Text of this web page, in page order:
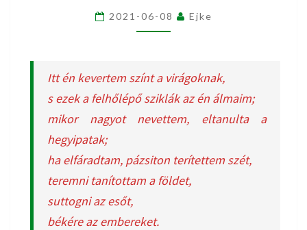
2021-06-08 Ejke
Itt én kevertem színt a virágoknak,
s ezek a felhőlépő sziklák az én álmaim;
mikor nagyot nevettem, eltanulta a
hegyipatak;
ha elfáradtam, pázsiton terítettem szét,
teremni tanítottam a földet,
suttogni az esőt,
békére az embereket.